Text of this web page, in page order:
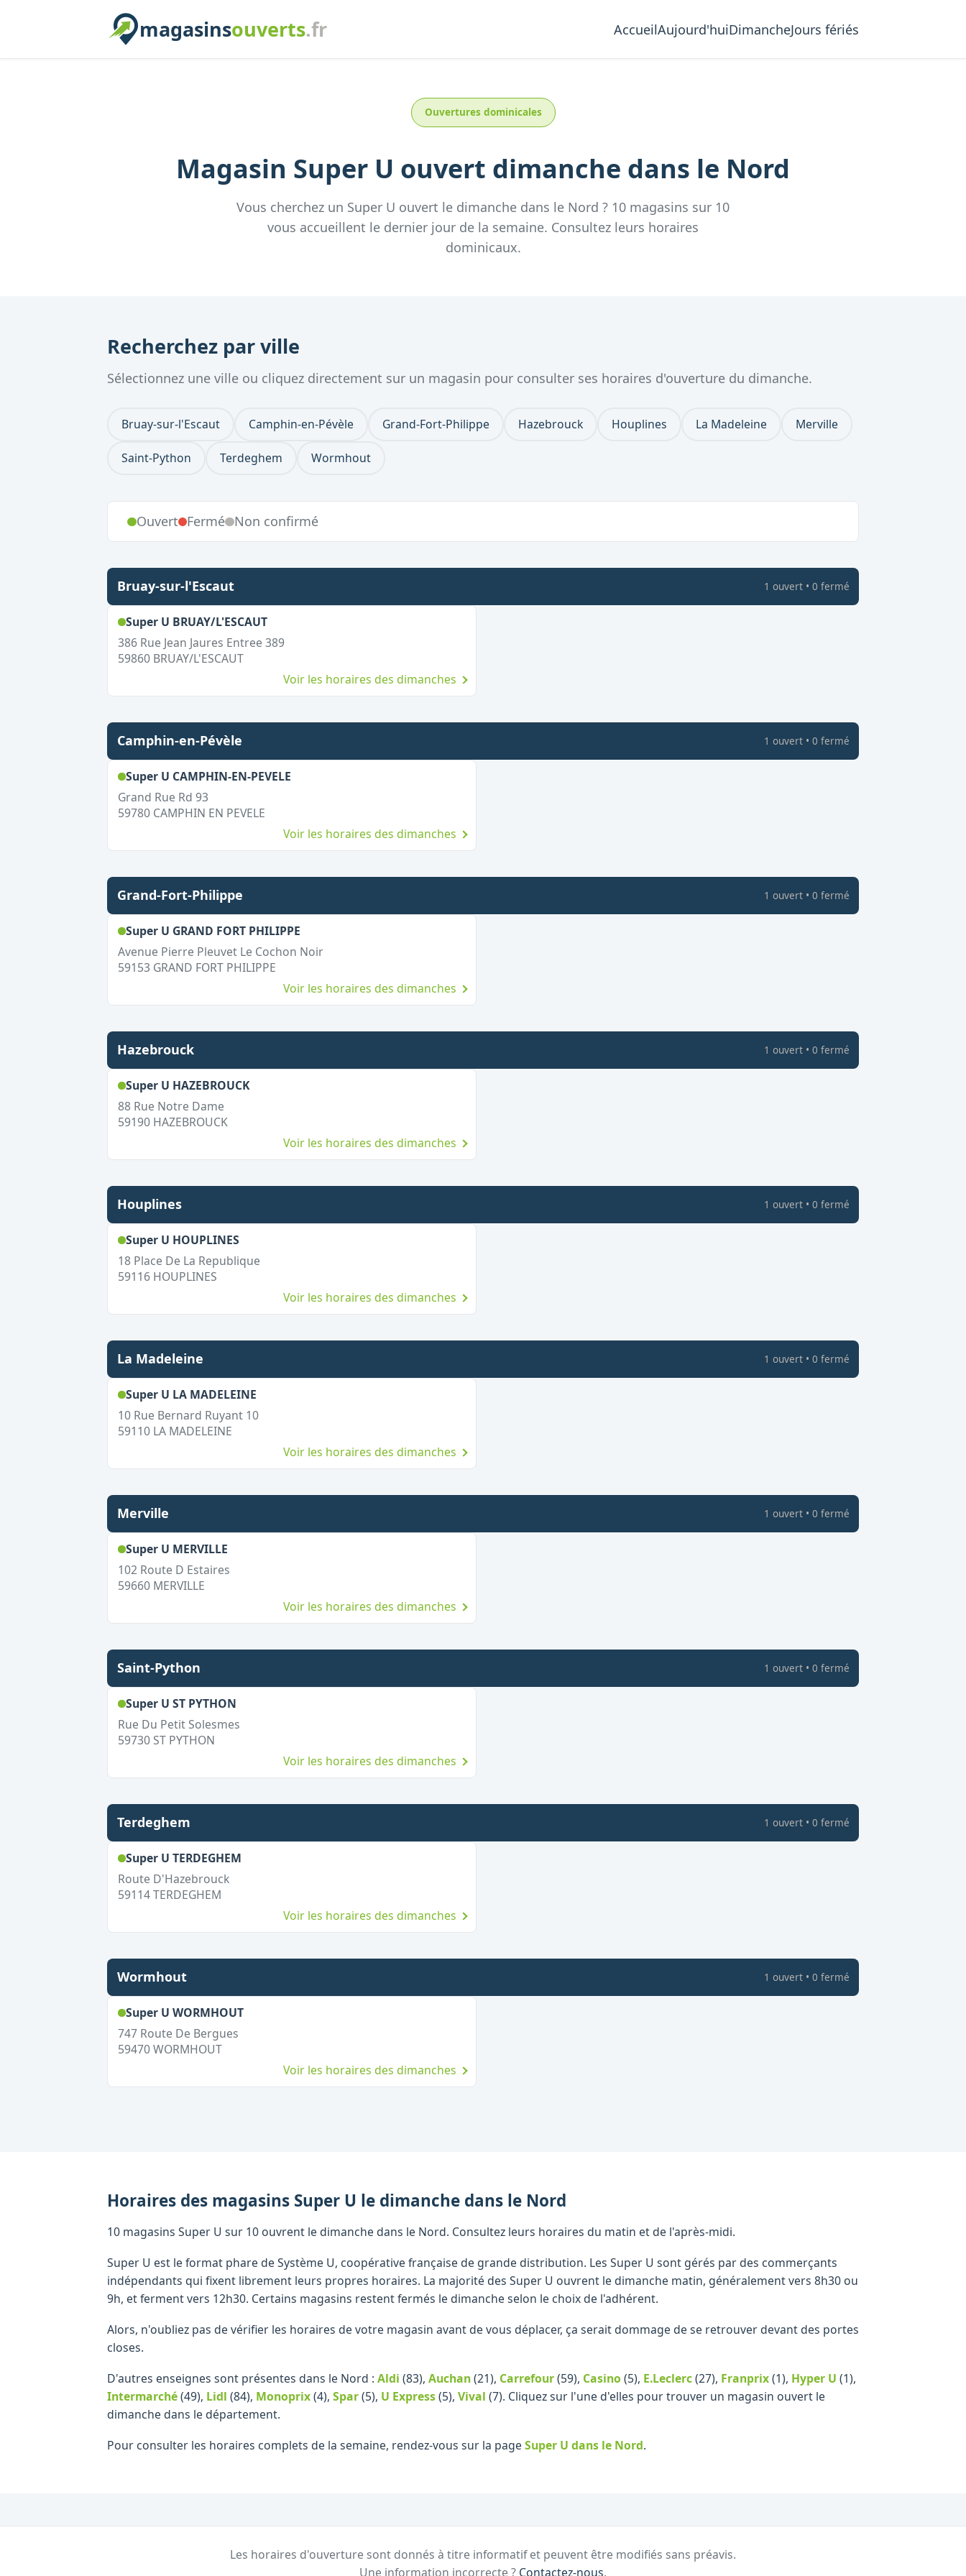
magasinsouverts.fr AccueilAujourd'huiDimancheJours fériés
Ouvertures dominicales
Magasin Super U ouvert dimanche dans le Nord
Vous cherchez un Super U ouvert le dimanche dans le Nord ? 10 magasins sur 10
vous accueillent le dernier jour de la semaine. Consultez leurs horaires
dominicaux.
Recherchez par ville
Sélectionnez une ville ou cliquez directement sur un magasin pour consulter ses horaires d'ouverture du dimanche.
Bruay-sur-l'Escaut Camphin-en-Pévèle Grand-Fort-Philippe Hazebrouck Houplines La Madeleine Merville
Saint-Python Terdeghem Wormhout
Ouvert Fermé Non confirmé
Bruay-sur-l'Escaut 1 ouvert• 0 fermé
Super U BRUAY/L'ESCAUT,
386 Rue Jean Jaures Entree 389
59860 BRUAY/L'ESCAUT
Voir les horaires des dimanches
Camphin-en-Pévèle 1 ouvert• 0 fermé
Super U CAMPHIN-EN-PEVELE,
Grand Rue Rd 93
59780 CAMPHIN EN PEVELE
Voir les horaires des dimanches
Grand-Fort-Philippe 1 ouvert• 0 fermé
Super U GRAND FORT PHILIPPE,
Avenue Pierre Pleuvet Le Cochon Noir
59153 GRAND FORT PHILIPPE
Voir les horaires des dimanches
Hazebrouck 1 ouvert• 0 fermé
Super U HAZEBROUCK,
88 Rue Notre Dame
59190 HAZEBROUCK
Voir les horaires des dimanches
Houplines 1 ouvert• 0 fermé
Super U HOUPLINES,
18 Place De La Republique
59116 HOUPLINES
Voir les horaires des dimanches
La Madeleine 1 ouvert• 0 fermé
Super U LA MADELEINE,
10 Rue Bernard Ruyant 10
59110 LA MADELEINE
Voir les horaires des dimanches
Merville 1 ouvert• 0 fermé
Super U MERVILLE,
102 Route D Estaires
59660 MERVILLE
Voir les horaires des dimanches
Saint-Python 1 ouvert• 0 fermé
Super U ST PYTHON,
Rue Du Petit Solesmes
59730 ST PYTHON
Voir les horaires des dimanches
Terdeghem 1 ouvert• 0 fermé
Super U TERDEGHEM,
Route D'Hazebrouck
59114 TERDEGHEM
Voir les horaires des dimanches
Wormhout 1 ouvert• 0 fermé
Super U WORMHOUT,
747 Route De Bergues
59470 WORMHOUT
Voir les horaires des dimanches
Horaires des magasins Super U le dimanche dans le Nord
10 magasins Super U sur 10 ouvrent le dimanche dans le Nord. Consultez leurs horaires du matin et de l'après-midi.
Super U est le format phare de Système U, coopérative française de grande distribution. Les Super U sont gérés par des commerçants
indépendants qui fixent librement leurs propres horaires. La majorité des Super U ouvrent le dimanche matin, généralement vers 8h30 ou
9h, et ferment vers 12h30. Certains magasins restent fermés le dimanche selon le choix de l'adhérent.
Alors, n'oubliez pas de vérifier les horaires de votre magasin avant de vous déplacer, ça serait dommage de se retrouver devant des portes
closes.
D'autres enseignes sont présentes dans le Nord : Aldi (83), Auchan(21), Carrefour(59), Casino (5), E.Leclerc(27), Franprix(1), Hyper U (1),
Intermarché(49), Lidl (84), Monoprix(4), Spar(5), U Express(5), Vival (7). Cliquez sur l'une d'elles pour trouver un magasin ouvert le
dimanche dans le département.
Pour consulter les horaires complets de la semaine, rendez-vous sur la page Super U dans le Nord.
Les horaires d'ouverture sont donnés à titre informatif et peuvent être modifiés sans préavis.
Une information incorrecte ? Contactez-nous.